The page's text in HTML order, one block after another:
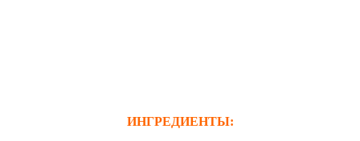
ИНГРЕДИЕНТЫ: